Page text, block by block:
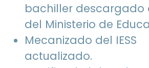
bachiller descargado
del Ministerio de
Mecanizado del IESS
actualizado.